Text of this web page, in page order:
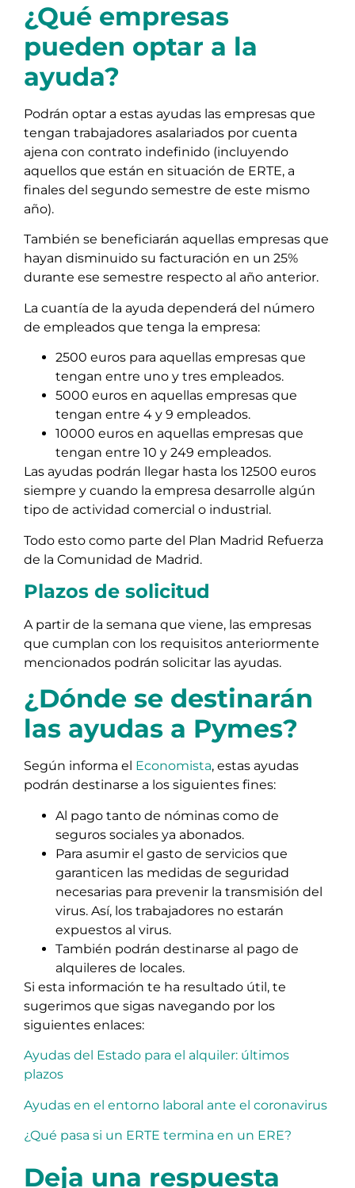
¿Qué empresas
pueden optar a la
ayuda?
Podrán optar a estas ayudas las empresas que
tengan trabajadores asalariados por cuenta
ajena con contrato indefinido (incluyendo
aquellos que están en situación de ERTE, a
finales del segundo semestre de este mismo
año).
También se beneficiarán aquellas empresas que
hayan disminuido su facturación en un 25%
durante ese semestre respecto al año anterior.
La cuantía de la ayuda dependerá del número
de empleados que tenga la empresa:
2500 euros para aquellas empresas que
tengan entre uno y tres empleados.
5000 euros en aquellas empresas que
tengan entre 4 y 9 empleados.
10000 euros en aquellas empresas que
tengan entre 10 y 249 empleados.
Las ayudas podrán llegar hasta los 12500 euros
siempre y cuando la empresa desarrolle algún
tipo de actividad comercial o industrial.
Todo esto como parte del Plan Madrid Refuerza
de la Comunidad de Madrid.
Plazos de solicitud
A partir de la semana que viene, las empresas
que cumplan con los requisitos anteriormente
mencionados podrán solicitar las ayudas.
¿Dónde se destinarán
las ayudas a Pymes?
Según informa el Economista, estas ayudas
podrán destinarse a los siguientes fines:
Al pago tanto de nóminas como de
seguros sociales ya abonados.
Para asumir el gasto de servicios que
garanticen las medidas de seguridad
necesarias para prevenir la transmisión del
virus. Así, los trabajadores no estarán
expuestos al virus.
También podrán destinarse al pago de
alquileres de locales.
Si esta información te ha resultado útil, te
sugerimos que sigas navegando por los
siguientes enlaces:
Ayudas del Estado para el alquiler: últimos
plazos
Ayudas en el entorno laboral ante el coronavirus
¿Qué pasa si un ERTE termina en un ERE?
Deja una respuesta